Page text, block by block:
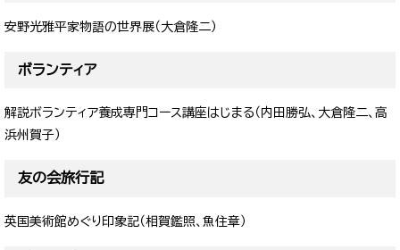
安野光雅平家物語の世界展（大倉隆二）
ボランティア
解説ボランティア養成専門コース講座はじまる（内田勝弘、大倉隆二、高
浜州賀子）
友の会旅行記
英国美術館めぐり印象記（相賀鑑照、魚住章）